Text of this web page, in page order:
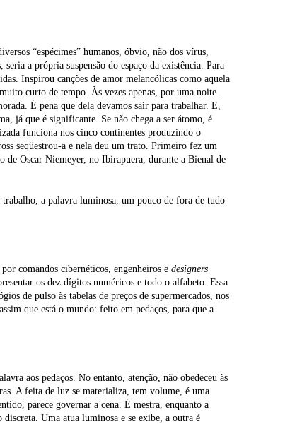
“espécimes” humanos, óbvio, não dos vírus,
a própria suspensão do espaço da existência. Para
Inspirou canções de amor melancólicas como aquela
curto de tempo. Às vezes apenas, por uma noite.
É pena que dela devamos sair para trabalhar. E,
já que é significante. Se não chega a ser átomo, é
funciona nos cinco continentes produzindo o
seqüestrou-a e nela deu um trato. Primeiro fez um
de Oscar Niemeyer, no Ibirapuera, durante a Bienal de
a palavra luminosa, um pouco de fora de tudo
comandos cibernéticos, engenheiros e designers
os dez dígitos numéricos e todo o alfabeto. Essa
de pulso às tabelas de preços de supermercados, nos
que está o mundo: feito em pedaços, para que a
aos pedaços. No entanto, atenção, não obedeceu às
A feita de luz se materializa, tem volume, é uma
parece governar a cena. É mestra, enquanto a
Uma atua luminosa e se exibe, a outra é